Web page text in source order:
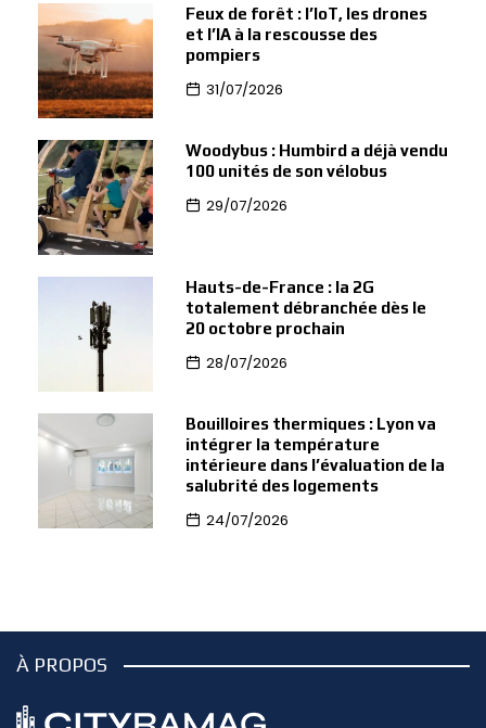
Feux de forêt : l’IoT, les drones
et l’IA à la rescousse des
pompiers
31/07/2026
Woodybus : Humbird a déjà vendu
100 unités de son vélobus
29/07/2026
Hauts-de-France : la 2G
totalement débranchée dès le
20 octobre prochain
28/07/2026
Bouilloires thermiques : Lyon va
intégrer la température
intérieure dans l’évaluation de la
salubrité des logements
24/07/2026
À PROPOS